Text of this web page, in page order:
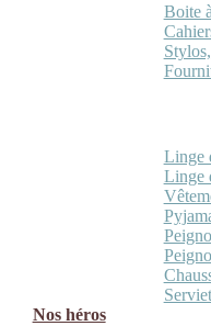
Boite
Linge
Linge
Nos héros